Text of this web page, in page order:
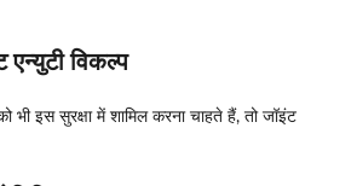
विकल्प
भी इस सुरक्षा में शामिल करना चाहते हैं, तो जॉइंट